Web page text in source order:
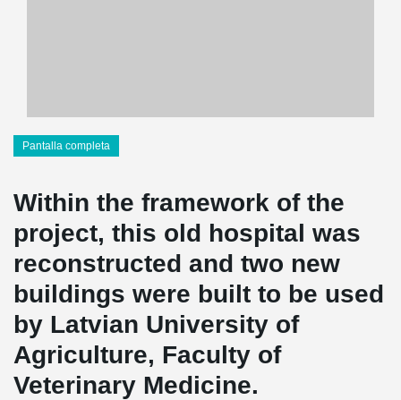
Pantalla completa
Within the framework of the
project, this old hospital was
reconstructed and two new
buildings were built to be used
by Latvian University of
Agriculture, Faculty of
Veterinary Medicine.